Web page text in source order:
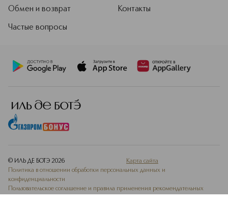
Обмен и возврат
Частые вопросы
Контакты
© ИЛЬ ДЕ БОТЭ 2026
Карта сайта
Политика в отношении обработки персональных данных и
конфиденциальности
Пользовательское соглашение и правила применения рекомендательных